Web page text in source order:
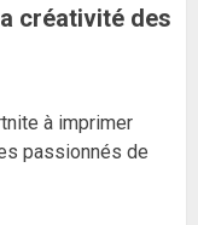
créativité des
à imprimer
passionnés de